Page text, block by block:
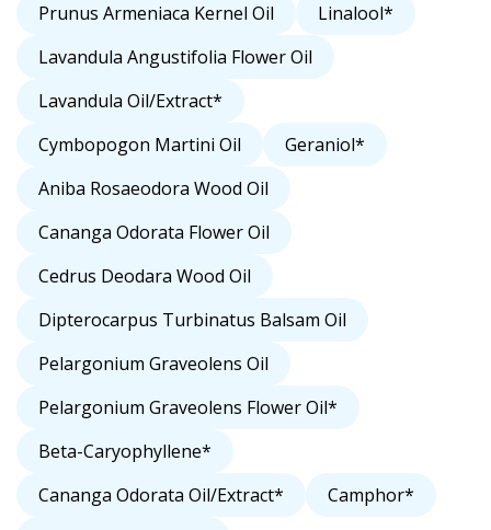
Prunus Armeniaca Kernel Oil
Linalool*
Lavandula Angustifolia Flower Oil
Lavandula Oil/Extract*
Cymbopogon Martini Oil
Geraniol*
Aniba Rosaeodora Wood Oil
Cananga Odorata Flower Oil
Cedrus Deodara Wood Oil
Dipterocarpus Turbinatus Balsam Oil
Pelargonium Graveolens Oil
Pelargonium Graveolens Flower Oil*
Beta-Caryophyllene*
Cananga Odorata Oil/Extract*
Camphor*